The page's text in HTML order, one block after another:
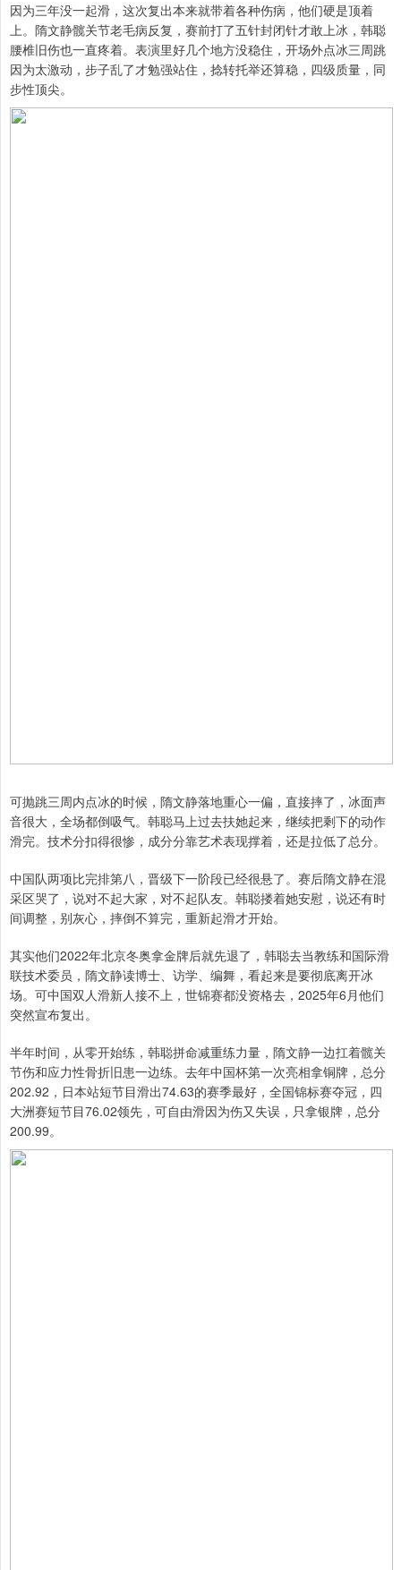
因为三年没一起滑，这次复出本来就带着各种伤病，他们硬是顶着
上。隋文静髋关节老毛病反复，赛前打了五针封闭针才敢上冰，韩聪
腰椎旧伤也一直疼着。表演里好几个地方没稳住，开场外点冰三周跳
因为太激动，步子乱了才勉强站住，捻转托举还算稳，四级质量，同
步性顶尖。
可抛跳三周内点冰的时候，隋文静落地重心一偏，直接摔了，冰面声
音很大，全场都倒吸气。韩聪马上过去扶她起来，继续把剩下的动作
滑完。技术分扣得很惨，成分分靠艺术表现撑着，还是拉低了总分。
中国队两项比完排第八，晋级下一阶段已经很悬了。赛后隋文静在混
采区哭了，说对不起大家，对不起队友。韩聪搂着她安慰，说还有时
间调整，别灰心，摔倒不算完，重新起滑才开始。
其实他们2022年北京冬奥拿金牌后就先退了，韩聪去当教练和国际滑
联技术委员，隋文静读博士、访学、编舞，看起来是要彻底离开冰
场。可中国双人滑新人接不上，世锦赛都没资格去，2025年6月他们
突然宣布复出。
半年时间，从零开始练，韩聪拼命减重练力量，隋文静一边扛着髋关
节伤和应力性骨折旧患一边练。去年中国杯第一次亮相拿铜牌，总分
202.92，日本站短节目滑出74.63的赛季最好，全国锦标赛夺冠，四
大洲赛短节目76.02领先，可自由滑因为伤又失误，只拿银牌，总分
200.99。